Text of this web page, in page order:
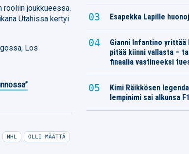
rooliin joukkueessa.
Utahissa kertyi
Los
NHL OLLI MÄÄTTÄ
Esapekka Lapille
Gianni Infantino yrittää
pitää kiinni vallasta –
finaalia vastineeksi
Kimi Räikkösen
lempinimi sai alkunsa